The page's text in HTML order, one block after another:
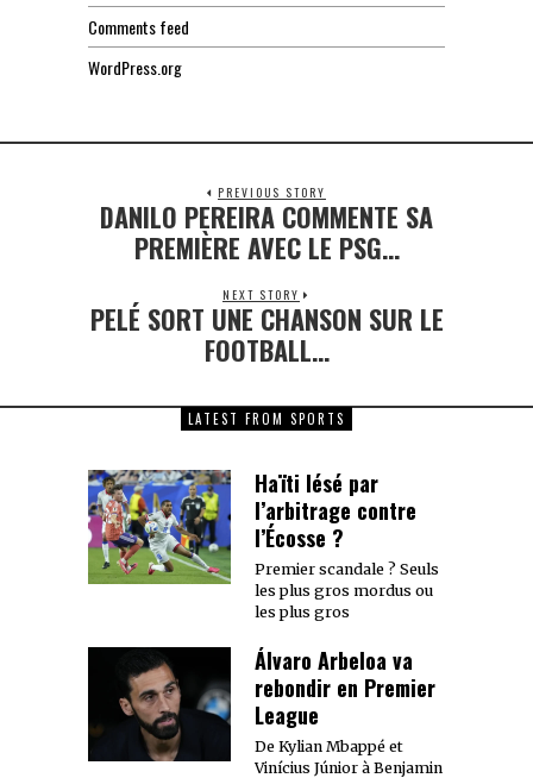
Comments feed
WordPress.org
PREVIOUS STORY
Previous
post:
DANILO PEREIRA COMMENTE SA
PREMIÈRE AVEC LE PSG…
NEXT STORY
Next
post:
PELÉ SORT UNE CHANSON SUR LE
FOOTBALL…
LATEST FROM SPORTS
Haïti lésé par
l’arbitrage contre
l’Écosse ?
Premier scandale ? Seuls
les plus gros mordus ou
les plus gros
Álvaro Arbeloa va
rebondir en Premier
League
De Kylian Mbappé et
Vinícius Júnior à Benjamin